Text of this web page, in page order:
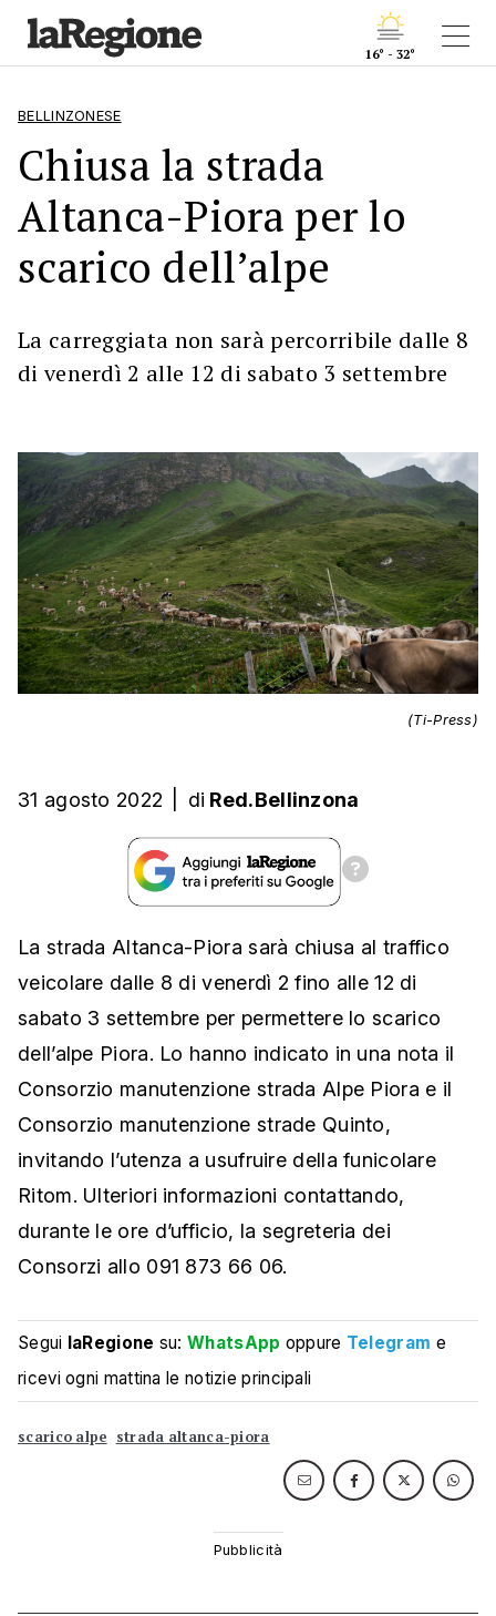
16° - 32°
BELLINZONESE
Chiusa la strada
Altanca-Piora per lo
scarico dell’alpe
La carreggiata non sarà percorribile dalle 8
di venerdì 2 alle 12 di sabato 3 settembre
(Ti-Press)
31 agosto 2022 di Red.Bellinzona
La strada Altanca-Piora sarà chiusa al traffico
veicolare dalle 8 di venerdì 2 fino alle 12 di
sabato 3 settembre per permettere lo scarico
dell’alpe Piora. Lo hanno indicato in una nota il
Consorzio manutenzione strada Alpe Piora e il
Consorzio manutenzione strade Quinto,
invitando l’utenza a usufruire della funicolare
Ritom. Ulteriori informazioni contattando,
durante le ore d’ufficio, la segreteria dei
Consorzi allo 091 873 66 06.
Segui laRegione su:WhatsApp oppure Telegram e
ricevi ogni mattina le notizie principali
scarico alpe strada altanca-piora